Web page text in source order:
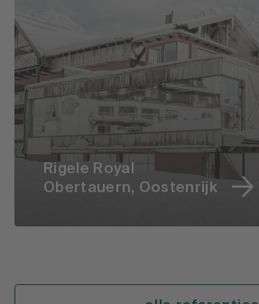
Rigele Royal
Obertauern, Oostenrijk